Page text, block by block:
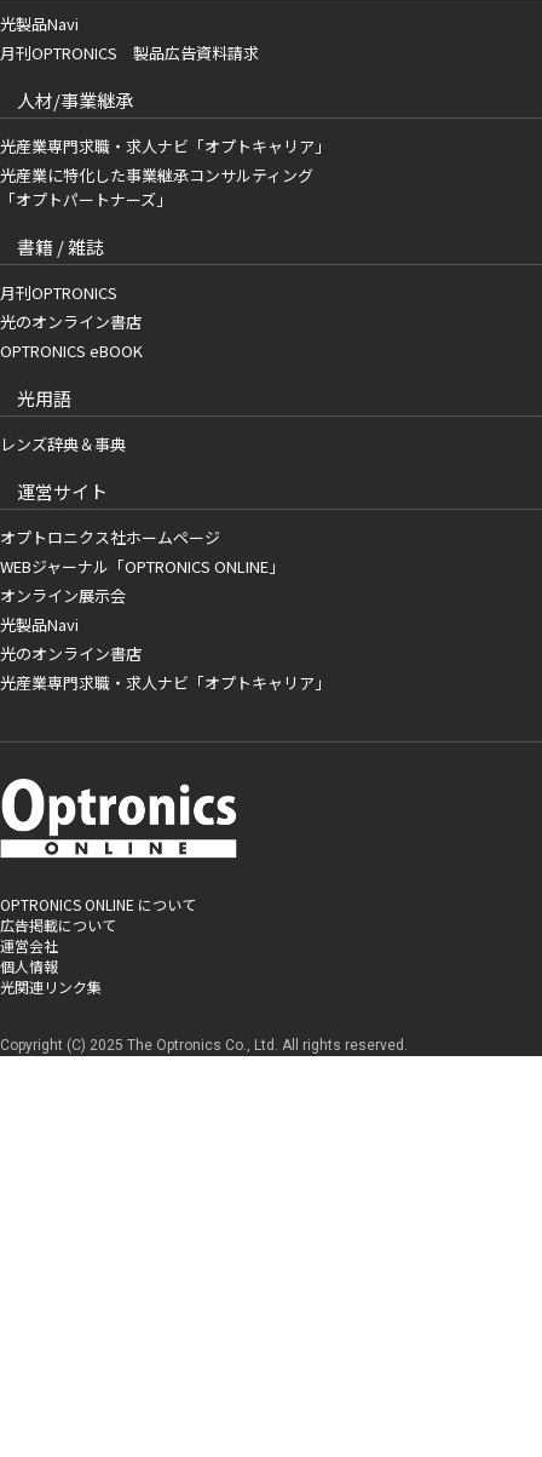
光製品Navi
月刊OPTRONICS 製品広告資料請求
人材/事業継承
光産業専門求職・求人ナビ「オプトキャリア」
光産業に特化した事業継承コンサルティング
「オプトパートナーズ」
書籍 / 雑誌
月刊OPTRONICS
光のオンライン書店
OPTRONICS eBOOK
光用語
レンズ辞典＆事典
運営サイト
オプトロニクス社ホームページ
WEBジャーナル「OPTRONICS ONLINE」
オンライン展示会
光製品Navi
光のオンライン書店
光産業専門求職・求人ナビ「オプトキャリア」
OPTRONICS ONLINE について
広告掲載について
運営会社
個人情報
光関連リンク集
Copyright (C) 2025 The Optronics Co., Ltd. All rights reserved.